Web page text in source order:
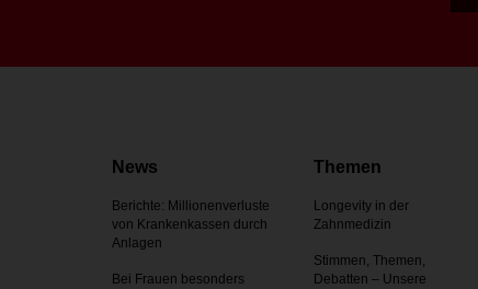
News
Berichte: Millionenverluste
von Krankenkassen durch
Anlagen
Bei Frauen besonders
Themen
Longevity in der
Zahnmedizin
Stimmen, Themen,
Debatten – Unsere